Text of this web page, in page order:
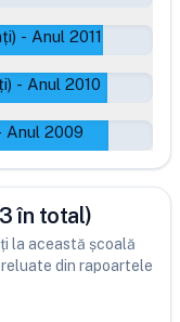
- Anul 2011
- Anul 2010
Anul 2009
în total)
la această școală
din rapoartele